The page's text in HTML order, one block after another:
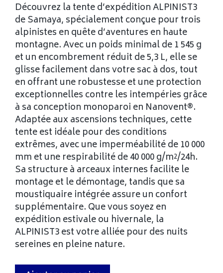
Découvrez la tente d’expédition ALPINIST3
de Samaya, spécialement conçue pour trois
alpinistes en quête d’aventures en haute
montagne. Avec un poids minimal de 1 545 g
et un encombrement réduit de 5,3 L, elle se
glisse facilement dans votre sac à dos, tout
en offrant une robustesse et une protection
exceptionnelles contre les intempéries grâce
à sa conception monoparoi en Nanovent®.
Adaptée aux ascensions techniques, cette
tente est idéale pour des conditions
extrêmes, avec une imperméabilité de 10 000
mm et une respirabilité de 40 000 g/m²/24h.
Sa structure à arceaux internes facilite le
montage et le démontage, tandis que sa
moustiquaire intégrée assure un confort
supplémentaire. Que vous soyez en
expédition estivale ou hivernale, la
ALPINIST3 est votre alliée pour des nuits
sereines en pleine nature.